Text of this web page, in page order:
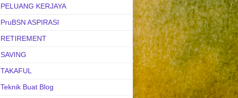
PELUANG KERJAYA
PruBSN ASPIRASI
RETIREMENT
SAVING
TAKAFUL
Teknik Buat Blog